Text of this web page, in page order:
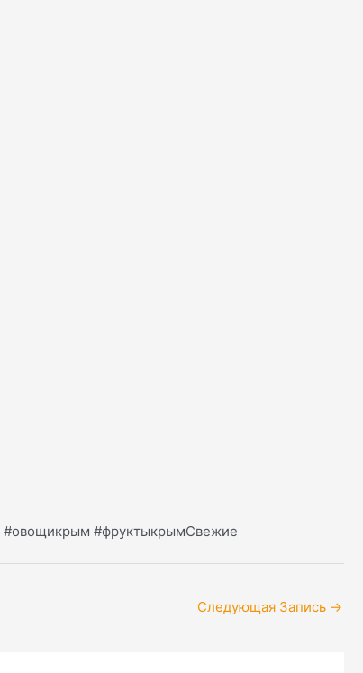
#овощикрым #фруктыкрымСвежие
Следующая Запись →